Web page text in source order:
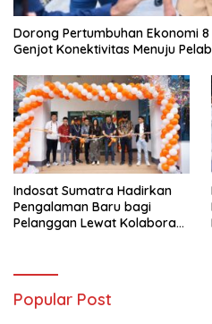
Dorong Pertumbuhan Ekonomi
Genjot Konektivitas Menuju
Indosat Sumatra Hadirkan
Pengalaman Baru bagi
Pelanggan Lewat Kolaborasi
Popular Post